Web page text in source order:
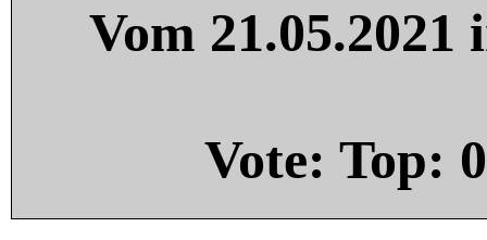
Vom
Vote: Top: 0